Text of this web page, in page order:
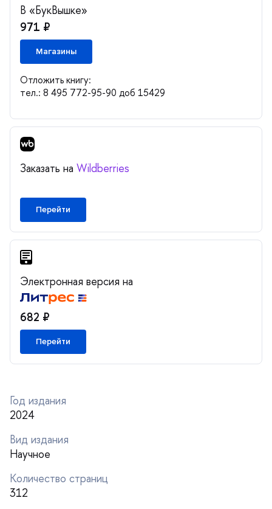
«БукВышке»
971 ₽
Магазины
Отложить книгу:
тел.: 8 495 772-95-90 доб 15429
Заказать на Wildberries
Перейти
Электронная версия на
682 ₽
Перейти
Год издания
2024
ид издания
Научное
Количество страниц
312